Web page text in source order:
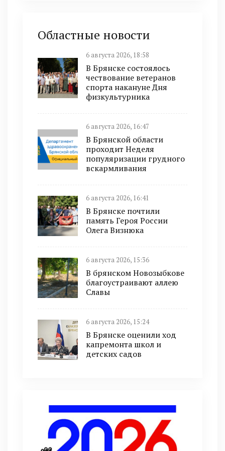
Областные новости
6 августа 2026, 18:58
В Брянске состоялось
чествование ветеранов
спорта накануне Дня
физкультурника
6 августа 2026, 16:47
В Брянской области
проходит Неделя
популяризации грудного
вскармливания
6 августа 2026, 16:41
В Брянске почтили
память Героя России
Олега Визнюка
6 августа 2026, 15:36
В брянском Новозыбкове
благоустраивают аллею
Славы
6 августа 2026, 15:24
В Брянске оценили ход
капремонта школ и
детских садов